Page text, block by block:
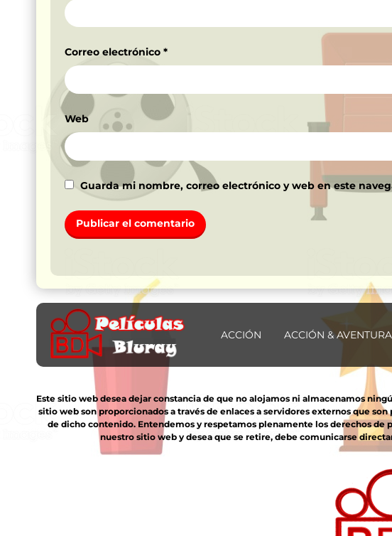
Correo electrónico *
Web
Guarda mi nombre, correo electrónico y web en este
ACCIÓN ACCIÓN & AVENTURA
Este sitio web desea dejar constancia de que no alojamos ni almacenamos
sitio web son proporcionados a través de enlaces a servidores externos que
de dicho contenido. Entendemos y respetamos plenamente los derechos
nuestro sitio web y desea que se retire, debe comunicarse